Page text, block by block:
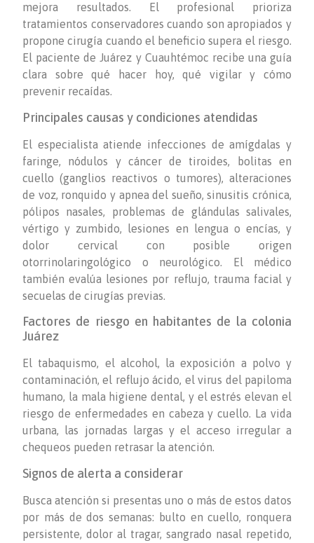
mejora resultados. El profesional prioriza
tratamientos conservadores cuando son apropiados y
propone cirugía cuando el beneficio supera el riesgo.
El paciente de Juárez y Cuauhtémoc recibe una guía
clara sobre qué hacer hoy, qué vigilar y cómo
prevenir recaídas.
Principales causas y condiciones atendidas
El especialista atiende infecciones de amígdalas y
faringe, nódulos y cáncer de tiroides, bolitas en
cuello (ganglios reactivos o tumores), alteraciones
de voz, ronquido y apnea del sueño, sinusitis crónica,
pólipos nasales, problemas de glándulas salivales,
vértigo y zumbido, lesiones en lengua o encías, y
dolor cervical con posible origen
otorrinolaringológico o neurológico. El médico
también evalúa lesiones por reflujo, trauma facial y
secuelas de cirugías previas.
Factores de riesgo en habitantes de la colonia
Juárez
El tabaquismo, el alcohol, la exposición a polvo y
contaminación, el reflujo ácido, el virus del papiloma
humano, la mala higiene dental, y el estrés elevan el
riesgo de enfermedades en cabeza y cuello. La vida
urbana, las jornadas largas y el acceso irregular a
chequeos pueden retrasar la atención.
Signos de alerta a considerar
Busca atención si presentas uno o más de estos datos
por más de dos semanas: bulto en cuello, ronquera
persistente, dolor al tragar, sangrado nasal repetido,